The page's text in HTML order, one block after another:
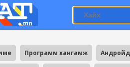
Программ хангамж